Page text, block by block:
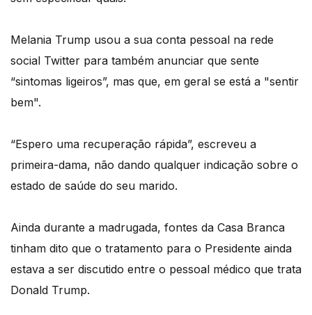
Melania Trump usou a sua conta pessoal na rede
social Twitter para também anunciar que sente
“sintomas ligeiros”, mas que, em geral se está a "sentir
bem".
“Espero uma recuperação rápida”, escreveu a
primeira-dama, não dando qualquer indicação sobre o
estado de saúde do seu marido.
Ainda durante a madrugada, fontes da Casa Branca
tinham dito que o tratamento para o Presidente ainda
estava a ser discutido entre o pessoal médico que trata
Donald Trump.